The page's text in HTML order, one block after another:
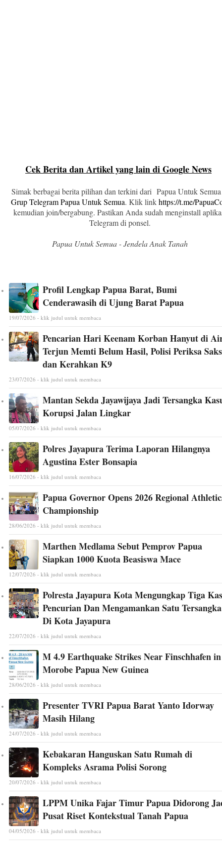
Cek Berita dan Artikel yang lain di Google News
Simak berbagai berita pilihan dan terkini dari Papua Untuk
Grup Telegram Papua Untuk Semua. Klik linkhttps://t.me/
kemudian join/bergabung. Pastikan Anda sudah menginstall
Telegram di ponsel.
Papua Untuk Semua - Jendela Anak Tanah
Profil Lengkap Papua Barat, Bumi
Cenderawasih di Ujung Barat Papua
19/07/2026 - klik judul untuk membaca
Pencarian Hari Keenam Korban Hanyut di
Terjun Memti Belum Hasil, Polisi Periksa
dan Kerahkan K9
23/07/2026 - klik judul untuk membaca
Mantan Sekda Jayawijaya Jadi Tersangka
Korupsi Jalan Lingkar
05/07/2026 - klik judul untuk membaca
Polres Jayapura Terima Laporan Hilangnya
Agustina Ester Bonsapia
16/07/2026 - klik judul untuk membaca
Papua Governor Opens 2026 Regional
Championship
28/06/2026 - klik judul untuk membaca
Marthen Medlama Sebut Pemprov Papua
Siapkan 1000 Kuota Beasiswa Mace
12/07/2026 - klik judul untuk membaca
Polresta Jayapura Kota Mengungkap Tiga
Pencurian Dan Mengamankan Satu Tersangka
Di Kota Jayapura
22/07/2026 - klik judul untuk membaca
M 4.9 Earthquake Strikes Near Finschhafen in
Morobe Papua New Guinea
28/06/2026 - klik judul untuk membaca
Presenter TVRI Papua Barat Yanto Idorway
Masih Hilang
24/07/2026 - klik judul untuk membaca
Kebakaran Hanguskan Satu Rumah di
Kompleks Asrama Polisi Sorong
20/07/2026 - klik judul untuk membaca
LPPM Unika Fajar Timur Papua Didorong
Pusat Riset Kontekstual Tanah Papua
04/05/2026 - klik judul untuk membaca